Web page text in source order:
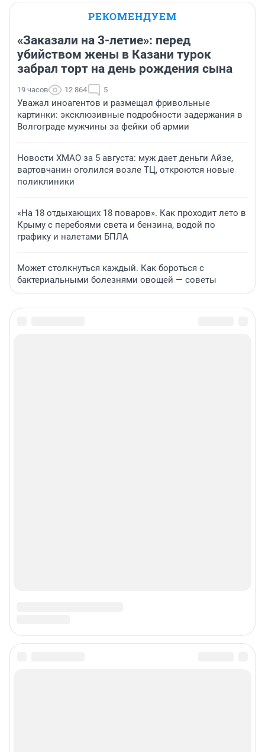
РЕКОМЕНДУЕМ
«Заказали на 3-летие»: перед
убийством жены в Казани турок
забрал торт на день рождения сына
19 часов 12 864 5
Уважал иноагентов и размещал фривольные
картинки: эксклюзивные подробности задержания в
Волгограде мужчины за фейки об армии
Новости ХМАО за 5 августа: муж дает деньги Айзе,
вартовчанин оголился возле ТЦ, откроются новые
поликлиники
«На 18 отдыхающих 18 поваров». Как проходит лето в
Крыму с перебоями света и бензина, водой по
графику и налетами БПЛА
Может столкнуться каждый. Как бороться с
бактериальными болезнями овощей — советы